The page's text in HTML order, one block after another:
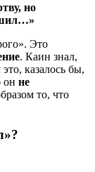
но
Это
. Каин знал,
казалось бы,
он не
то, что